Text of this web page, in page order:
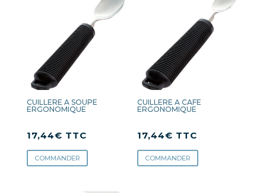
CUILLERE A SOUPE
ERGONOMIQUE
17,44€ TTC
COMMANDER
CUILLERE A CAFE
ERGONOMIQUE
17,44€ TTC
COMMANDER